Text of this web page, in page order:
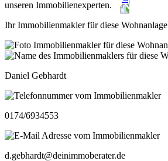
unseren Immobilienexperten.
Ihr Immobilienmakler für diese Wohnanlage
Daniel Gebhardt
0174/6934553
d.gebhardt@deinimmoberater.de